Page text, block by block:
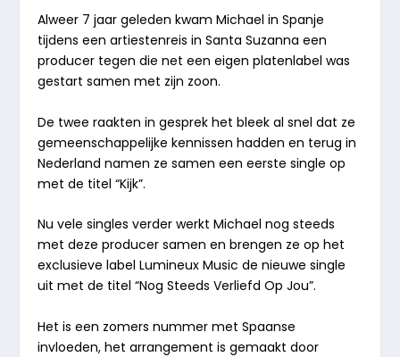
Alweer 7 jaar geleden kwam Michael in Spanje
tijdens een artiestenreis in Santa Suzanna een
producer tegen die net een eigen platenlabel was
gestart samen met zijn zoon.
De twee raakten in gesprek het bleek al snel dat ze
gemeenschappelijke kennissen hadden en terug in
Nederland namen ze samen een eerste single op
met de titel “Kijk”.
Nu vele singles verder werkt Michael nog steeds
met deze producer samen en brengen ze op het
exclusieve label Lumineux Music de nieuwe single
uit met de titel “Nog Steeds Verliefd Op Jou”.
Het is een zomers nummer met Spaanse
invloeden, het arrangement is gemaakt door